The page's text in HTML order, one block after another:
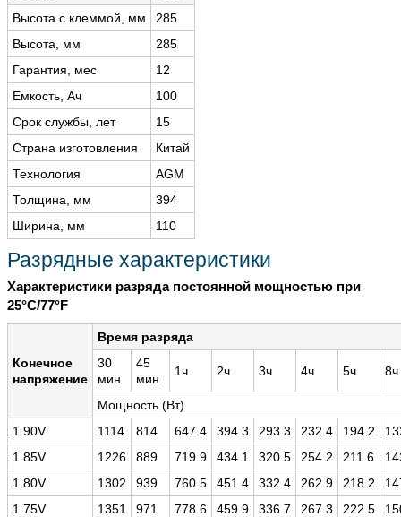
Высота с клеммой, мм
285
Высота, мм
285
Гарантия, мес
12
Емкость, Ач
100
Срок службы, лет
15
Страна изготовления
Китай
Технология
AGM
Толщина, мм
394
Ширина, мм
110
Разрядные характеристики
Характеристики разряда постоянной мощностью при
25°C/77°F
Конечное
напряжение
Время разряда
30
мин
45
мин
1ч 2ч 3ч 4ч 5ч 8ч
Мощность (Вт)
1.90V
1114 814 647.4 394.3 293.3 232.4 194.2
1.85V
1226 889 719.9 434.1 320.5 254.2 211.6
1.80V
1302 939 760.5 451.4 332.4 262.9 218.2
1.75V
1351 971 778.6 459.9 336.7 267.3 222.5